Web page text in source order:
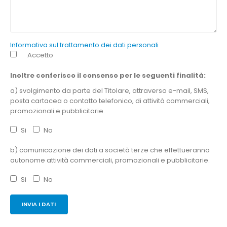
Informativa sul trattamento dei dati personali
Accetto
Inoltre conferisco il consenso per le seguenti finalità:
a) svolgimento da parte del Titolare, attraverso e-mail, SMS,
posta cartacea o contatto telefonico, di attività commerciali,
promozionali e pubblicitarie.
Si No
b) comunicazione dei dati a società terze che effettueranno
autonome attività commerciali, promozionali e pubblicitarie.
Si No